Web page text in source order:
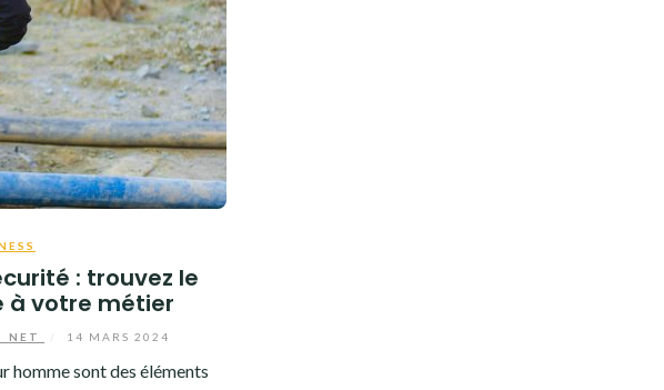
: trouvez le
à votre métier
14 MARS 2024
homme sont des éléments